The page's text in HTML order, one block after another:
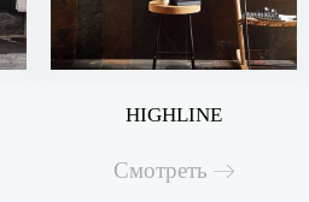
HIGHLINE
Смотреть